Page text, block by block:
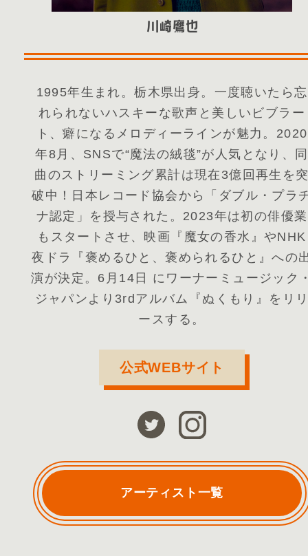
1995年生まれ。栃木県出身。一度聴いたら忘
れられないハスキーな歌声と美しいビブラー
ト、癖になるメロディーラインが魅力。2020
年8月、SNSで“魔法の絨毯”が人気となり、同
曲のストリーミング累計は現在3億回再生を
破中！日本レコード協会から「ダブル・プラ
ナ認定」を授与された。2023年は初の俳優業
もスタートさせ、映画『魔女の香水』やNHK
夜ドラ『褒めるひと、褒められるひと』への
演が決定。6月14日 にワーナーミュージック
ジャパンより3rdアルバム『ぬくもり』をリ
ースする。
公式WEBサイト
アーティスト一覧